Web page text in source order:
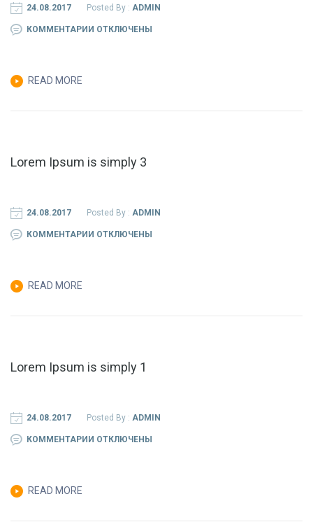
24.08.2017 Posted By : ADMIN
КОММЕНТАРИИ КОТКЛЮЧЕНЫ
READ MORE
Lorem Ipsum is simply 3
24.08.2017 Posted By : ADMIN
КОММЕНТАРИИ КОТКЛЮЧЕНЫ
READ MORE
Lorem Ipsum is simply 1
24.08.2017 Posted By : ADMIN
КОММЕНТАРИИ КОТКЛЮЧЕНЫ
READ MORE